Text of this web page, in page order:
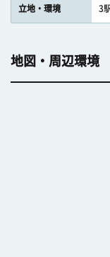
立地・環境 3
地図・周辺環境